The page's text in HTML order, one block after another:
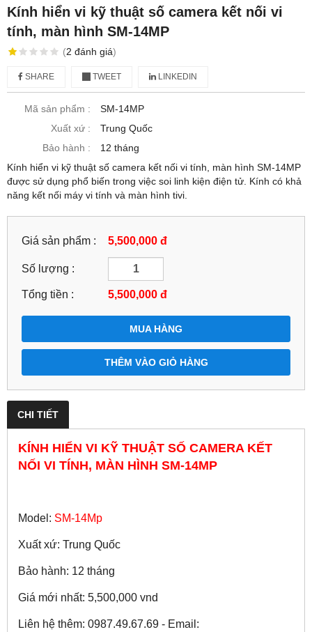
Kính hiển vi kỹ thuật số camera kết nối vi
tính, màn hình SM-14MP
(2 đánh giá)
SHARE TWEET LINKEDIN
Mã sản phẩm :
SM-14MP
Xuất xứ :
Trung Quốc
Bảo hành :
12 tháng
Kính hiển vi kỹ thuật số camera kết nối vi tính, màn hình SM-14MP
được sử dụng phổ biến trong việc soi linh kiện điện tử. Kính có khả
năng kết nối máy vi tính và màn hình tivi.
Giá sản phẩm : 5,500,000 đ
Số lượng :
Tổng tiền : 5,500,000 đ
MUA HÀNG
THÊM VÀO GIỎ HÀNG
CHI TIẾT
KÍNH HIỂN VI KỸ THUẬT SỐ CAMERA KẾT
NỐI VI TÍNH, MÀN HÌNH SM-14MP
Model: SM-14Mp
Xuất xứ: Trung Quốc
Bảo hành: 12 tháng
Giá mới nhất: 5,500,000 vnd
Liên hệ thêm: 0987.49.67.69 - Email: